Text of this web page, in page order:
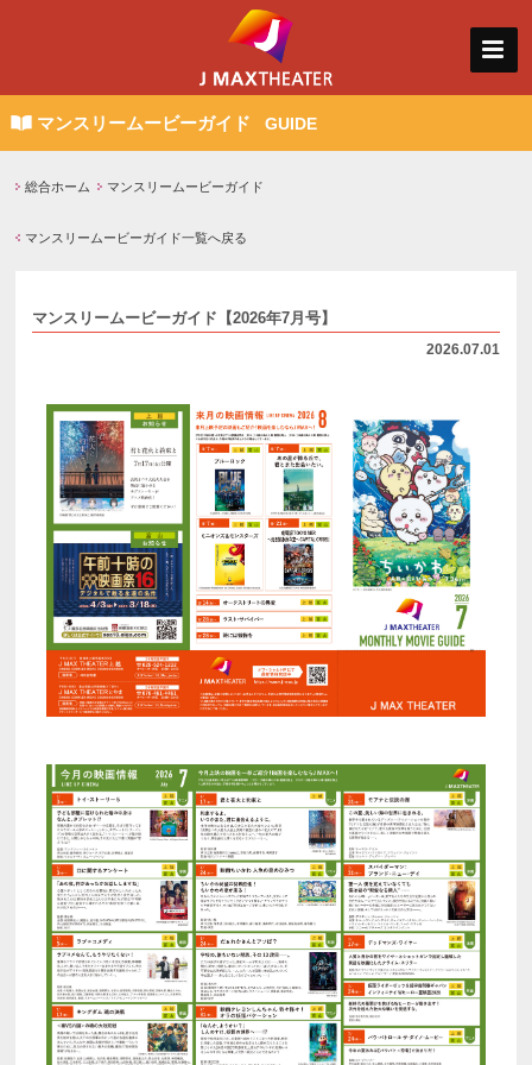
マンスリームービーガイド GUIDE
総合ホーム マンスリームービーガイド
マンスリームービーガイド一覧へ戻る
マンスリームービーガイド【2026年7月号】
2026.07.01